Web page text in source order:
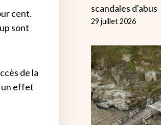
cent.
sont
de la
un effet
scandales d'abus
29 juillet 2026